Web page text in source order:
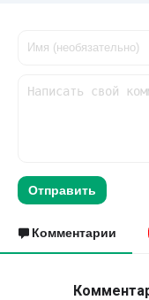
Отправить
Комментарии